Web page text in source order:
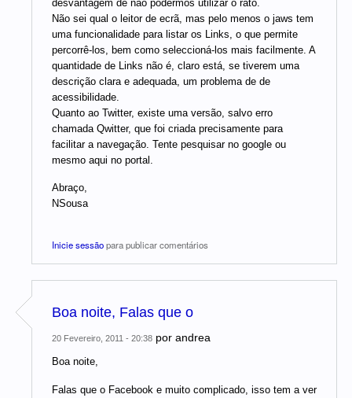
desvantagem de não podermos utilizar o rato.
Não sei qual o leitor de ecrã, mas pelo menos o jaws tem
uma funcionalidade para listar os Links, o que permite
percorrê-los, bem como seleccioná-los mais facilmente. A
quantidade de Links não é, claro está, se tiverem uma
descrição clara e adequada, um problema de de
acessibilidade.
Quanto ao Twitter, existe uma versão, salvo erro
chamada Qwitter, que foi criada precisamente para
facilitar a navegação. Tente pesquisar no google ou
mesmo aqui no portal.
Abraço,
NSousa
Inicie sessãopara publicar comentários
Boa noite, Falas que o
20 Fevereiro, 2011 - 20:38 por andrea
Boa noite,
Falas que o Facebook e muito complicado, isso tem a ver